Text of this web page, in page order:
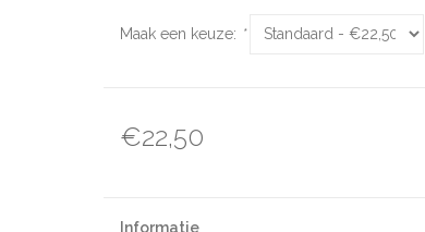
Maak een keuze: *
€22,50
Informatie